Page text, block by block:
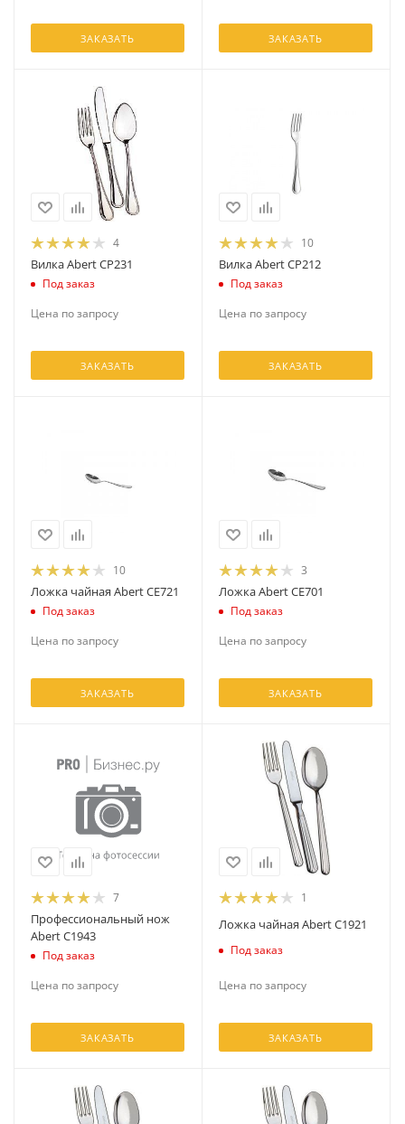
ЗАКАЗАТЬ ЗАКАЗАТЬ
4
Вилка Abert CP231
Под заказ
Цена по запросу
ЗАКАЗАТЬ
10
Вилка Abert CP212
Под заказ
Цена по запросу
ЗАКАЗАТЬ
10
Ложка чайная Abert CE721
Под заказ
Цена по запросу
ЗАКАЗАТЬ
3
Ложка Abert CE701
Под заказ
Цена по запросу
ЗАКАЗАТЬ
7
Профессиональный нож
Abert С1943
Под заказ
Цена по запросу
ЗАКАЗАТЬ
1
Ложка чайная Abert C1921
Под заказ
Цена по запросу
ЗАКАЗАТЬ